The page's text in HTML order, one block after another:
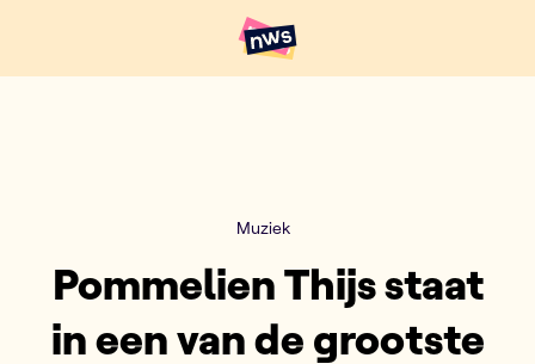
Hoofdpunten VRT NWS
Muziek
Pommelien Thijs staat
in een van de grootste